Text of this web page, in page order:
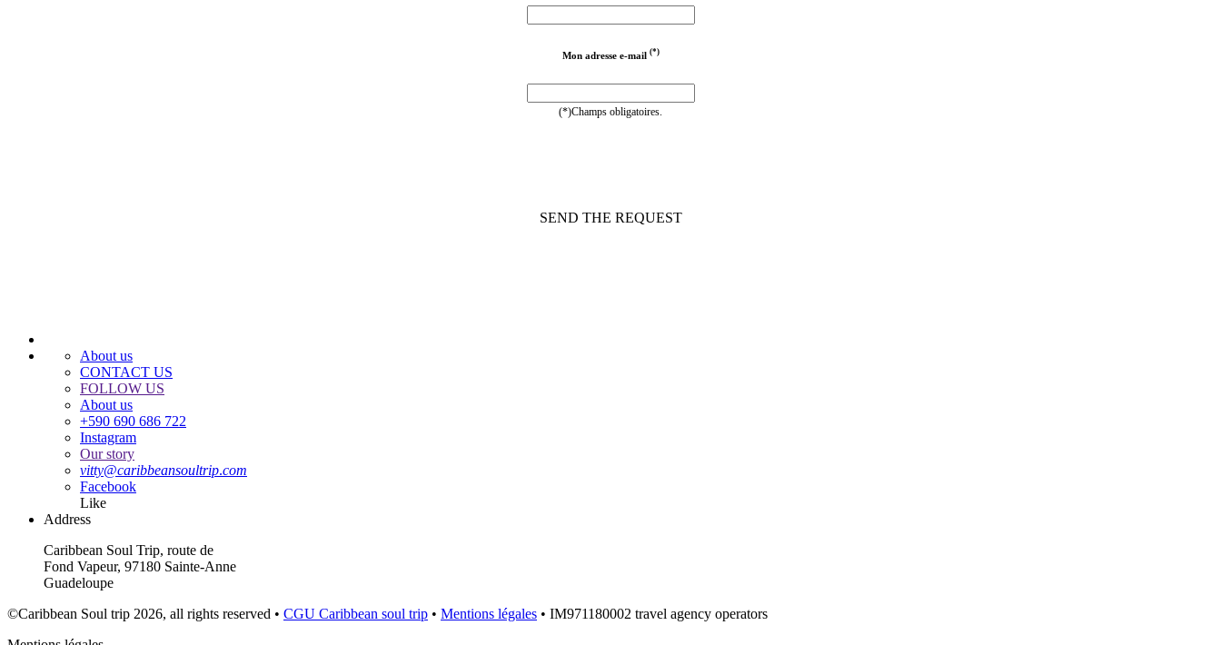
Mon adresse e-mail (*)
(*)Champs obligatoires.
SEND THE REQUEST
About us
CONTACT US
FOLLOW US
About us
+590 690 686 722
Instagram
Our story
vitty@caribbeansoultrip.com
Facebook
Like
Address
Caribbean Soul Trip, route de
Fond Vapeur, 97180 Sainte-Anne
Guadeloupe
©Caribbean Soul trip 2026, all rights reserved • CGU Caribbean soul trip • Mentions légales • IM971180002 travel agency operators